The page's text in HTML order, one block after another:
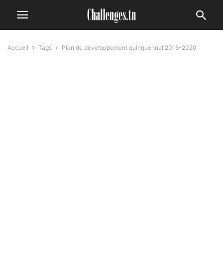
Accueil Tags Plan de développement quinquennal 2016-2020